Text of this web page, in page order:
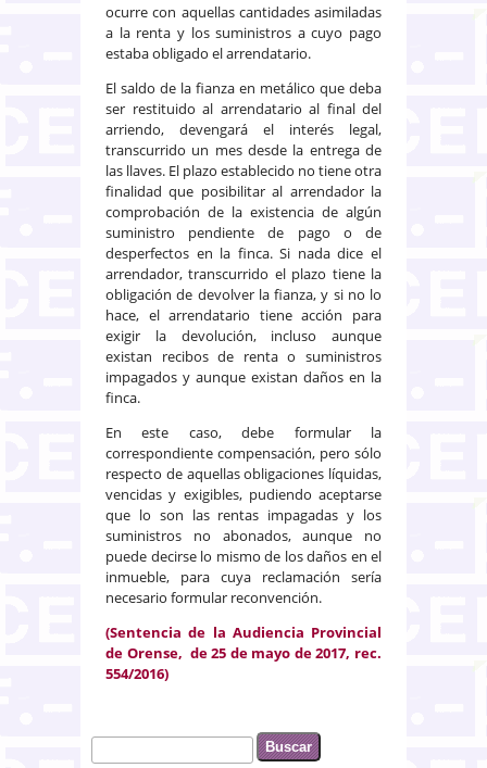
ocurre con aquellas cantidades asimiladas
a la renta y los suministros a cuyo pago
estaba obligado el arrendatario.
El saldo de la fianza en metálico que deba
ser restituido al arrendatario al final del
arriendo, devengará el interés legal,
transcurrido un mes desde la entrega de
las llaves. El plazo establecido no tiene otra
finalidad que posibilitar al arrendador la
comprobación de la existencia de algún
suministro pendiente de pago o de
desperfectos en la finca. Si nada dice el
arrendador, transcurrido el plazo tiene la
obligación de devolver la fianza, y si no lo
hace, el arrendatario tiene acción para
exigir la devolución, incluso aunque
existan recibos de renta o suministros
impagados y aunque existan daños en la
finca.
En este caso, debe formular la
correspondiente compensación, pero sólo
respecto de aquellas obligaciones líquidas,
vencidas y exigibles, pudiendo aceptarse
que lo son las rentas impagadas y los
suministros no abonados, aunque no
puede decirse lo mismo de los daños en el
inmueble, para cuya reclamación sería
necesario formular reconvención.
(Sentencia de la Audiencia Provincial
de Orense, de 25 de mayo de 2017, rec.
554/2016)
Formulario de búsqueda
Buscar